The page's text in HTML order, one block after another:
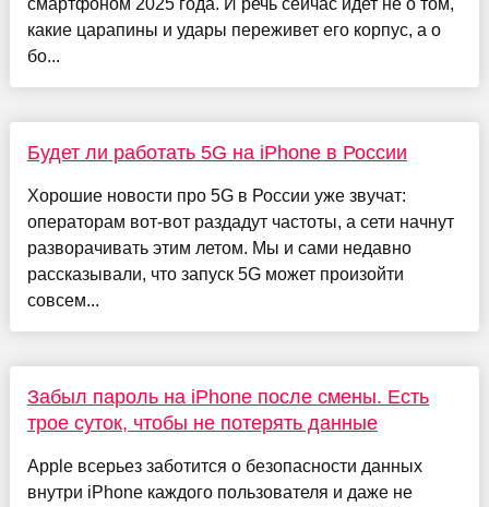
смартфоном 2025 года. И речь сейчас идет не о том,
какие царапины и удары переживет его корпус, а о
бо...
Будет ли работать 5G на iPhone в России
Хорошие новости про 5G в России уже звучат:
операторам вот-вот раздадут частоты, а сети начнут
разворачивать этим летом. Мы и сами недавно
рассказывали, что запуск 5G может произойти
совсем...
Забыл пароль на iPhone после смены. Есть
трое суток, чтобы не потерять данные
Apple всерьез заботится о безопасности данных
внутри iPhone каждого пользователя и даже не